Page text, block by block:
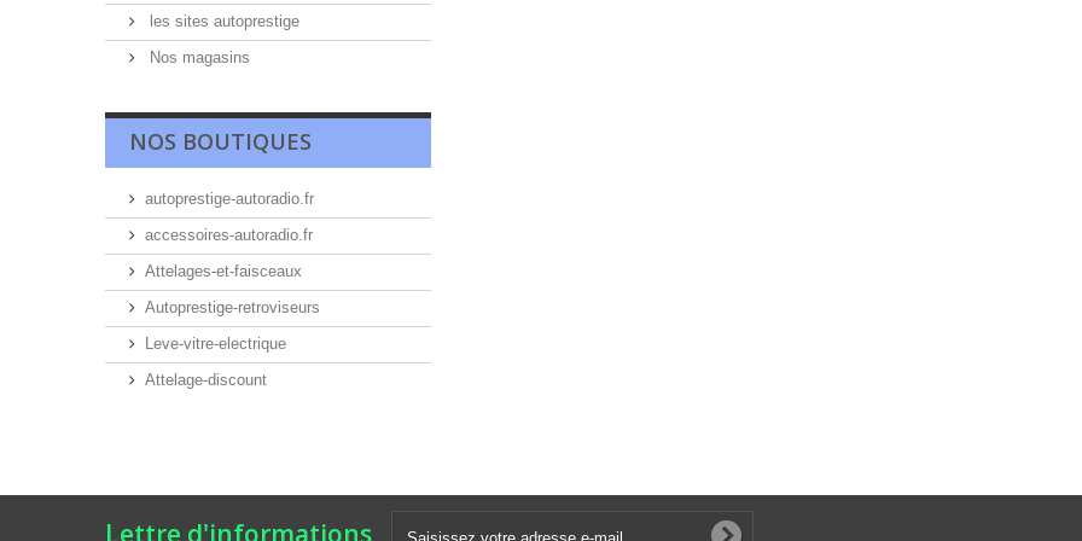
les sites autoprestige
Nos magasins
NOS BOUTIQUES
autoprestige-autoradio.fr
accessoires-autoradio.fr
Attelages-et-faisceaux
Autoprestige-retroviseurs
Leve-vitre-electrique
Attelage-discount
Lettre d'informations